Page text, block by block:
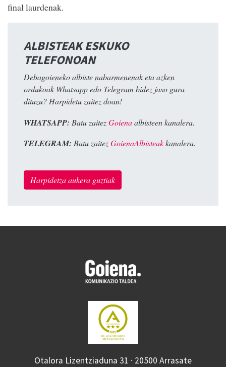
final laurdenak.
ALBISTEAK ESKUKO
TELEFONOAN
Debagoieneko albiste nabarmenenak eta azken
ordukoak Whatsapp edo Telegram bidez jaso gura
dituzu? Harpidetu zaitez doan!
WHATSAPP: Batu zaitezGoienaalbisteen kanalera.
TELEGRAM: Batu zaitezGoienaAlbisteakkanalera.
Harpidetza aukera guztiak
Otalora Lizentziaduna 31 · 20500 Arrasate